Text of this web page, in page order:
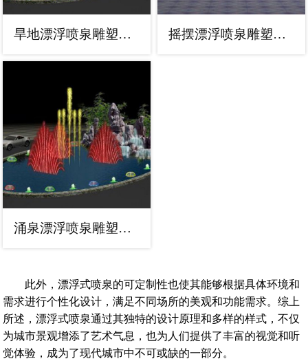
旱地漂浮喷泉雕塑，水景艺术喷泉雕塑生产商 摇摆漂浮喷泉雕塑，水景艺术喷泉雕塑通用
涌泉漂浮喷泉雕塑，水景艺术喷泉雕塑加工
此外，漂浮式喷泉的可定制性也使其能够根据具体环境和
需求进行个性化设计，满足不同场所的美观和功能需求。综上
所述，漂浮式喷泉通过其独特的设计原理和多样的样式，不仅
为城市景观增添了艺术气息，也为人们提供了丰富的视觉和听
觉体验，成为了现代城市中不可或缺的一部分‌。